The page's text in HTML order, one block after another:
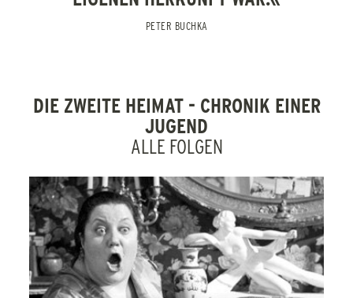
PETER BUCHKA
DIE ZWEITE HEIMAT - CHRONIK EINER
JUGEND
ALLE FOLGEN